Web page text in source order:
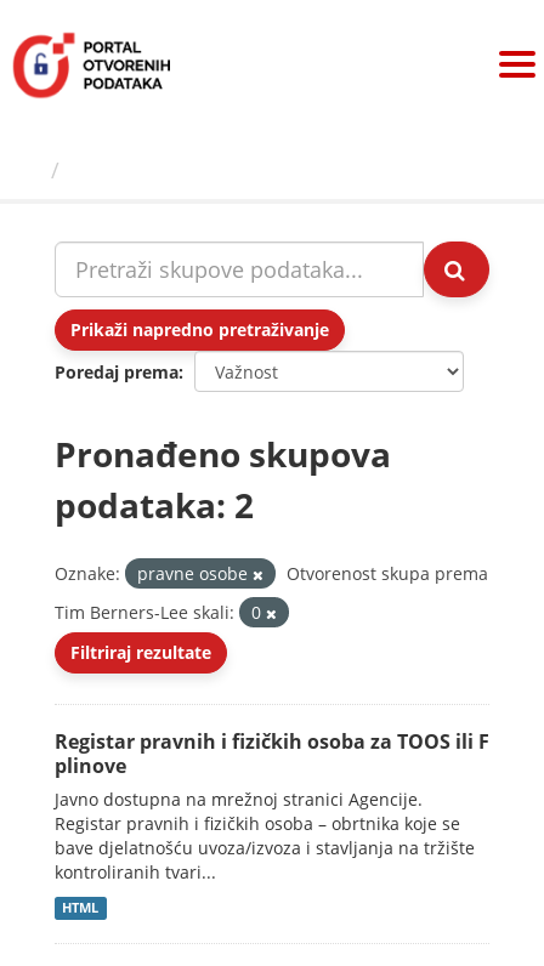
sadržaj
Prikaži napredno pretraživanje
Poredaj prema
Pronađeno skupova
podataka: 2
Oznake: pravne osobe
Otvorenost skupa prema
Tim Berners-Lee skali:
0
Filtriraj rezultate
Registar pravnih i fizičkih osoba za TOOS ili F
plinove
Javno dostupna na mrežnoj stranici Agencije.
Registar pravnih i fizičkih osoba – obrtnika koje se
bave djelatnošću uvoza/izvoza i stavljanja na tržište
kontroliranih tvari...
HTML